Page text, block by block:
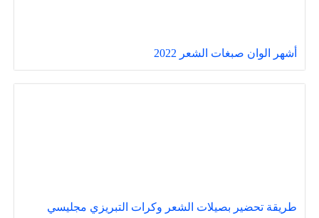
أشهر الوان صبغات الشعر 2022
طريقة تحضير بصيلات الشعر وكرات التبريزي مجليسي